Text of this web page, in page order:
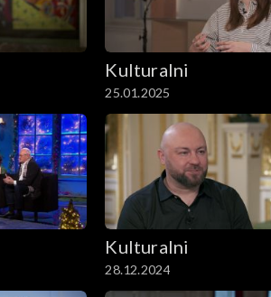
Kulturalni
25.01.2025
Kulturalni
28.12.2024